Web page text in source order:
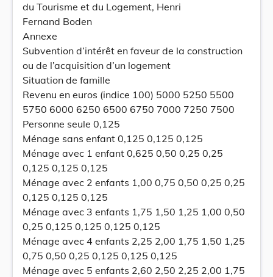
du Tourisme et du Logement, Henri
Fernand Boden
Annexe
Subvention d’intérêt en faveur de la construction
ou de l’acquisition d’un logement
Situation de famille
Revenu en euros (indice 100) 5000 5250 5500
5750 6000 6250 6500 6750 7000 7250 7500
Personne seule 0,125
Ménage sans enfant 0,125 0,125 0,125
Ménage avec 1 enfant 0,625 0,50 0,25 0,25
0,125 0,125 0,125
Ménage avec 2 enfants 1,00 0,75 0,50 0,25 0,25
0,125 0,125 0,125
Ménage avec 3 enfants 1,75 1,50 1,25 1,00 0,50
0,25 0,125 0,125 0,125 0,125
Ménage avec 4 enfants 2,25 2,00 1,75 1,50 1,25
0,75 0,50 0,25 0,125 0,125 0,125
Ménage avec 5 enfants 2,60 2,50 2,25 2,00 1,75